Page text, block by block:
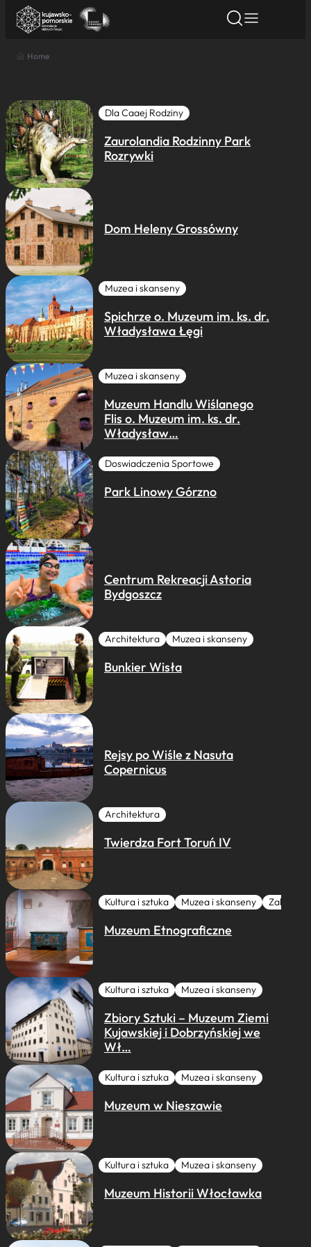
Nazwa atrakcji
Miasto
Kategoria
Home
Dla Caaej Rodziny
Zaurolandia Rodzinny Park
Rozrywki
Dom Heleny Grossówny
Muzea i skanseny
Spichrze o. Muzeum im. ks. dr.
Władysława Łęgi
Muzea i skanseny
Muzeum Handlu Wiślanego
Flis o. Muzeum im. ks. dr.
Władysław…
Doswiadczenia Sportowe
Park Linowy Górzno
Centrum Rekreacji Astoria
Bydgoszcz
Architektura Muzea i skanseny
Bunkier Wisła
Rejsy po Wiśle z Nasuta
Copernicus
Architektura
Twierdza Fort Toruń IV
Kultura i sztuka Muzea i skanseny Zabytki I
Muzeum Etnograficzne
Kultura i sztuka Muzea i skanseny
Zbiory Sztuki – Muzeum Ziemi
Kujawskiej i Dobrzyńskiej we
Wł…
Kultura i sztuka Muzea i skanseny
Muzeum w Nieszawie
Kultura i sztuka Muzea i skanseny
Muzeum Historii Włocławka